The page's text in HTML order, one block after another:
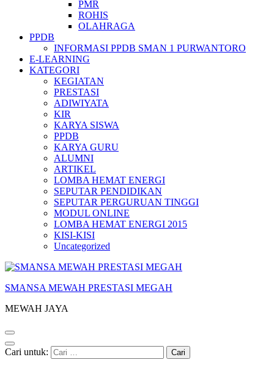
PMR
ROHIS
OLAHRAGA
PPDB
INFORMASI PPDB SMAN 1 PURWANTORO
E-LEARNING
KATEGORI
KEGIATAN
PRESTASI
ADIWIYATA
KIR
KARYA SISWA
PPDB
KARYA GURU
ALUMNI
ARTIKEL
LOMBA HEMAT ENERGI
SEPUTAR PENDIDIKAN
SEPUTAR PERGURUAN TINGGI
MODUL ONLINE
LOMBA HEMAT ENERGI 2015
KISI-KISI
Uncategorized
SMANSA MEWAH PRESTASI MEGAH
MEWAH JAYA
Cari untuk: